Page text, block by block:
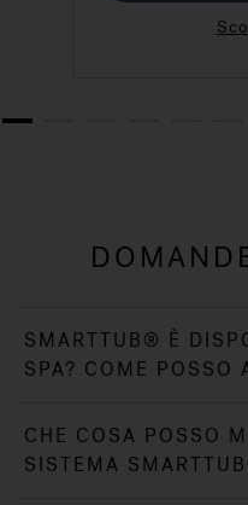
1
SMARTTUB® È
SPA? COME POSSO
CHE COSA POSSO
SISTEMA